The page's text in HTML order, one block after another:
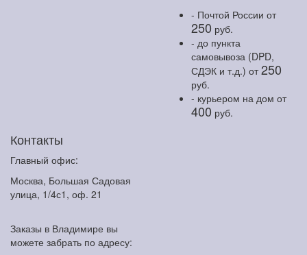
- Почтой России от
250 руб.
- до пункта
самовывоза (DPD,
СДЭК и т.д.) от250
руб.
- курьером на дом от
400 руб.
Контакты
Главный офис:
Москва, Большая Садовая
улица, 1/4с1, оф. 21
Заказы в Владимире вы
можете забрать по адресу: